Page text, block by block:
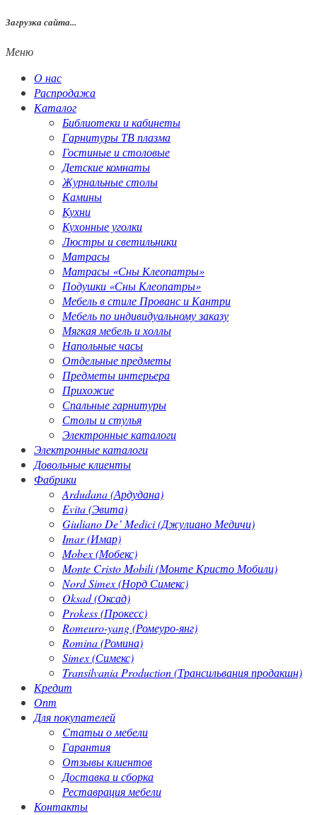
Загрузка сайта...
Меню
О нас
Распродажа
Каталог
Библиотеки и кабинеты
Гарнитуры ТВ плазма
Гостиные и столовые
Детские комнаты
Журнальные столы
Камины
Кухни
Кухонные уголки
Люстры и светильники
Матрасы
Матрасы «Сны Клеопатры»
Подушки «Сны Клеопатры»
Мебель в стиле Прованс и Кантри
Мебель по индивидуальному заказу
Мягкая мебель и холлы
Напольные часы
Отдельные предметы
Предметы интерьера
Прихожие
Спальные гарнитуры
Столы и стулья
Электронные каталоги
Электронные каталоги
Довольные клиенты
Фабрики
Ardudana (Ардудана)
Evita (Эвита)
Giuliano De’ Medici (Джулиано Медичи)
Imar (Имар)
Mobex (Мобекс)
Monte Cristo Mobili (Монте Кристо Мобили)
Nord Simex (Норд Симекс)
Oksad (Оксад)
Prokess (Прокесс)
Romeuro-yang (Ромеуро-янг)
Romina (Ромина)
Simex (Симекс)
Transilvania Production (Трансильвания продакшн)
Кредит
Опт
Для покупателей
Cтатьи о мебели
Гарантия
Отзывы клиентов
Доставка и сборка
Реставрация мебели
Контакты